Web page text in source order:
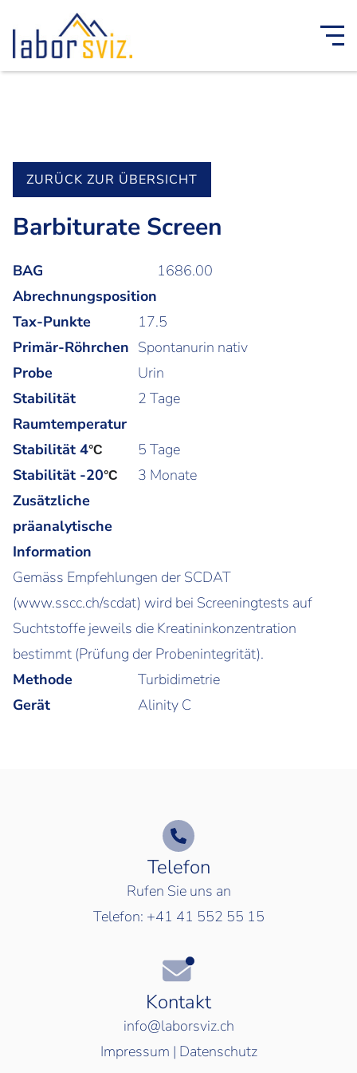
ZURÜCK ZUR ÜBERSICHT
Barbiturate Screen
BAG
Abrechnungsposition
1686.00
Tax-Punkte
17.5
Primär-Röhrchen Spontanurin nativ
Probe
Urin
Stabilität
Raumtemperatur
2 Tage
Stabilität 4°C
5 Tage
Stabilität -20°C
3 Monate
Zusätzliche
präanalytische
Information
Gemäss Empfehlungen der SCDAT
(www.sscc.ch/scdat) wird bei Screeningtests auf
Suchtstoffe jeweils die Kreatininkonzentration
bestimmt (Prüfung der Probenintegrität).
Methode
Turbidimetrie
Gerät
Alinity C
Telefon
Rufen Sie uns an
Telefon: +41 41 552 55 15
Kontakt
info@laborsviz.ch
Impressum | Datenschutz